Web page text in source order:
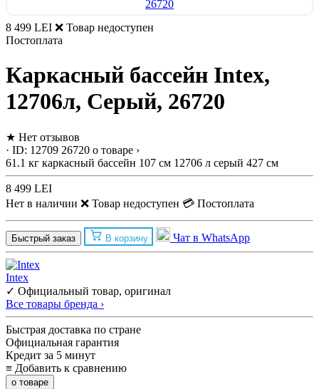
8 499 LEI ❌ Товар недоступен
Постоплата
Каркасный бассейн Intex,
12706л, Серый, 26720
★ Нет отзывов
· ID: 12709 26720 о товаре ›
61.1 кг каркасный бассейн 107 см 12706 л серый 427 см
8 499 LEI
Нет в наличии ❌ Товар недоступен 💳 Постоплата
Быстрый заказ В корзину Чат в WhatsApp
Intex
✓ Официальный товар, оригинал
Все товары бренда ›
Быстрая доставка по стране
Официальная гарантия
Кредит за 5 минут
≡ Добавить к сравнению
о товаре